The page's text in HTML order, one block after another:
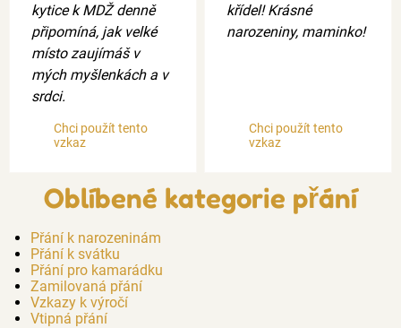
kytice k MDŽ denně
připomíná, jak velké
místo zaujímáš v
mých myšlenkách a v
srdci.
Chci použít tento
vzkaz
křídel! Krásné
narozeniny, maminko!
Chci použít tento
vzkaz
Oblíbené kategorie přání
Přání k narozeninám
Přání k svátku
Přání pro kamarádku
Zamilovaná přání
Vzkazy k výročí
Vtipná přání